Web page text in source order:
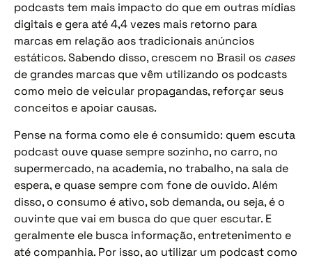
podcasts tem mais impacto do que em outras mídias
digitais e gera até 4,4 vezes mais retorno para
marcas em relação aos tradicionais anúncios
estáticos. Sabendo disso, crescem no Brasil os cases
de grandes marcas que vêm utilizando os podcasts
como meio de veicular propagandas, reforçar seus
conceitos e apoiar causas.
Pense na forma como ele é consumido: quem escuta
podcast ouve quase sempre sozinho, no carro, no
supermercado, na academia, no trabalho, na sala de
espera, e quase sempre com fone de ouvido. Além
disso, o consumo é ativo, sob demanda, ou seja, é o
ouvinte que vai em busca do que quer escutar. E
geralmente ele busca informação, entretenimento e
até companhia. Por isso, ao utilizar um podcast como